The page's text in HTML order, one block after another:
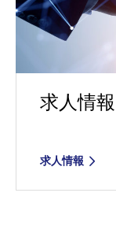
求人情報
求人情報